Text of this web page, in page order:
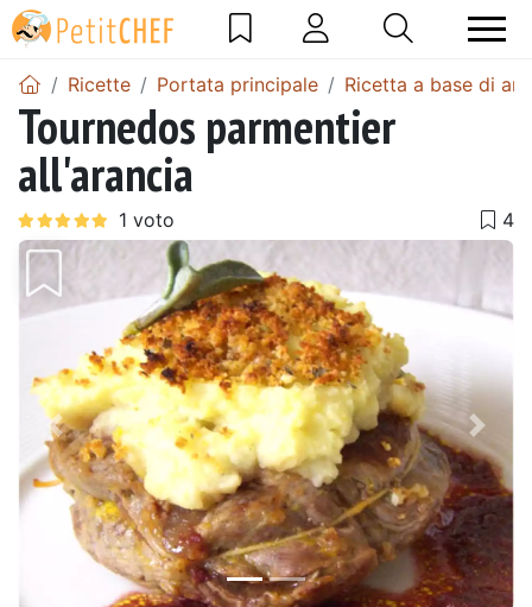
Ricette Portata principale Ricetta a base di
Tournedos parmentier
all'arancia
Precedente